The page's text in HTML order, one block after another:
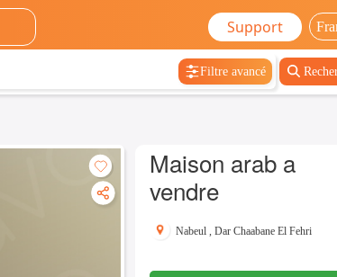
Support
Filtre avancé
Maison arab a
vendre
Nabeul ,Dar Chaabane El Fehri